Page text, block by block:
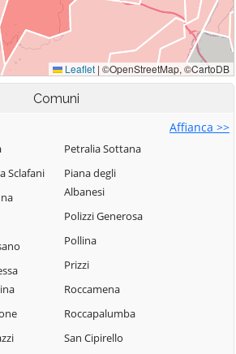
Comuni
Affianca >>
Sclafani
Petralia Sottana
Piana degli
Albanesi
Polizzi Generosa
Pollina
Prizzi
Roccamena
Roccapalumba
San Cipirello